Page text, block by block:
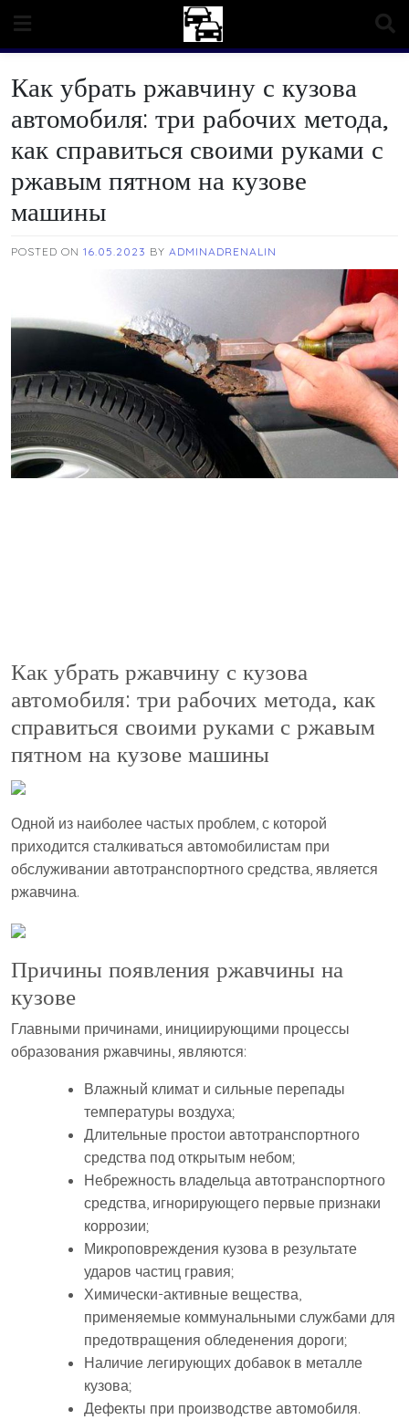
content
Как убрать ржавчину с кузова
автомобиля: три рабочих метода,
как справиться своими руками с
ржавым пятном на кузове
машины
POSTED ON 16.05.2023 BY ADMINADRENALIN
Как убрать ржавчину с кузова
автомобиля: три рабочих метода, как
справиться своими руками с ржавым
пятном на кузове машины
Одной из наиболее частых проблем, с которой
приходится сталкиваться автомобилистам при
обслуживании автотранспортного средства, является
ржавчина.
Причины появления ржавчины на
кузове
Главными причинами, инициирующими процессы
образования ржавчины, являются:
Влажный климат и сильные перепады
температуры воздуха;
Длительные простои автотранспортного
средства под открытым небом;
Небрежность владельца автотранспортного
средства, игнорирующего первые признаки
коррозии;
Микроповреждения кузова в результате
ударов частиц гравия;
Химически-активные вещества,
применяемые коммунальными службами для
предотвращения обледенения дороги;
Наличие легирующих добавок в металле
кузова;
Дефекты при производстве автомобиля.